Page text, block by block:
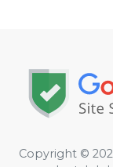
Copyright ©